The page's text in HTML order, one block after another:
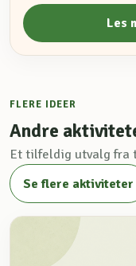
Les
FLERE IDEER
Andre
Et tilfeldig utvalg fra
Se flere aktiviteter